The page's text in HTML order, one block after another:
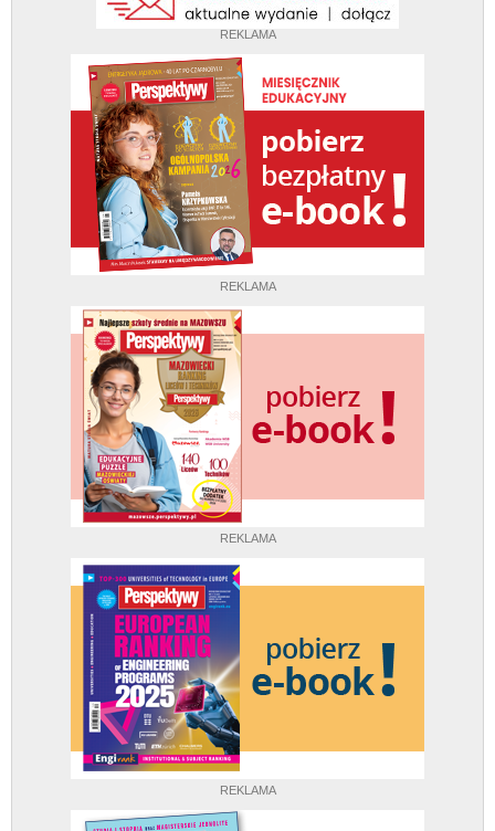
REKLAMA
REKLAMA
REKLAMA
REKLAMA